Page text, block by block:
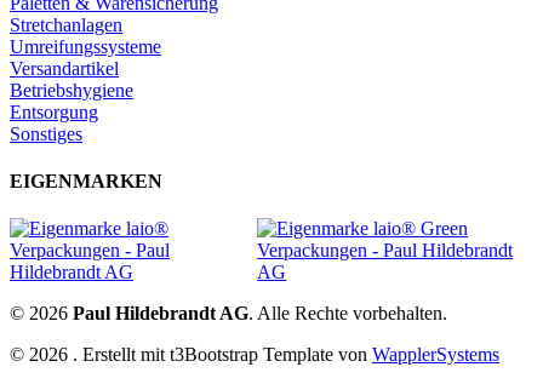
Stretchanlagen
Umreifungssysteme
Versandartikel
Betriebshygiene
Entsorgung
Sonstiges
EIGENMARKEN
© 2026 Paul Hildebrandt AG. Alle Rechte vorbehalten.
© 2026 . Erstellt mit t3Bootstrap Template von WapplerSystems